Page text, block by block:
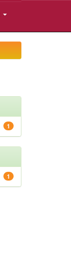
1
1